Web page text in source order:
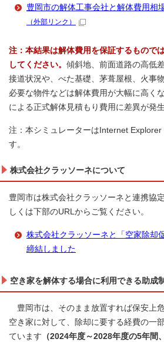
豊岡市の解体工事会社と解体費用相
（外部リンク）
注：本結果は解体費用を保証するもので
してください。 傾斜地、前面道路の高低
接道状況や、べた基礎、茅葺屋根、火事
必要な物件などは解体費用が大幅に高く
による正式解体見積もり費用に差異が発生
注：本シミュレーターはInternet
す。
株式会社クラッソーネについて
豊岡市は株式会社クラッソーネと連携協
しくは下部のURLからご覧ください。
株式会社クラッソーネと「空家除却
締結しました
空き家を解体する場合に利用できる助成
豊岡市は、そのまま放置すれば保安上
空き家に対して、除却に要する経費の一
ています （2024年度～2028年度の5年間